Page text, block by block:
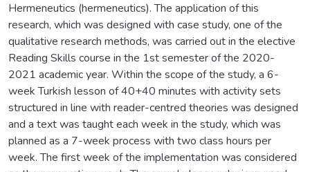
Hermeneutics (hermeneutics). The application of this
research, which was designed with case study, one of the
qualitative research methods, was carried out in the elective
Reading Skills course in the 1st semester of the 2020-
2021 academic year. Within the scope of the study, a 6-
week Turkish lesson of 40+40 minutes with activity sets
structured in line with reader-centred theories was designed
and a text was taught each week in the study, which was
planned as a 7-week process with two class hours per
week. The first week of the implementation was considered